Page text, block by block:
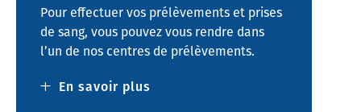
Pour effectuer vos prélèvements et prises
de sang, vous pouvez vous rendre dans
l’un de nos centres de prélèvements.
En savoir plus